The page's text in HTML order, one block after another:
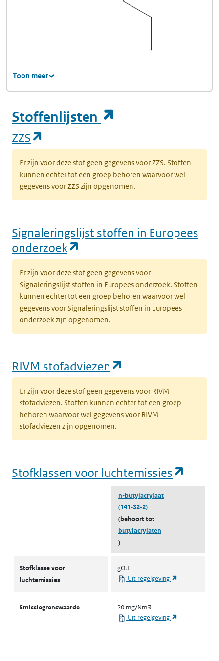
Toon meer
Stoffenlijsten
ZZS
Er zijn voor deze stof geen gegevens voor ZZS. Stoffen
kunnen echter tot een groep behoren waarvoor wel
gegevens voor ZZS zijn opgenomen.
Signaleringslijst stoffen in Europees
onderzoek
Er zijn voor deze stof geen gegevens voor
Signaleringslijst stoffen in Europees onderzoek. Stoffen
kunnen echter tot een groep behoren waarvoor wel
gegevens voor Signaleringslijst stoffen in Europees
onderzoek zijn opgenomen.
RIVM stofadviezen
Er zijn voor deze stof geen gegevens voor RIVM
stofadviezen. Stoffen kunnen echter tot een groep
behoren waarvoor wel gegevens voor RIVM
stofadviezen zijn opgenomen.
Stofklassen voor luchtemissies
n-butylacrylaat
(141-32-2)
(behoort tot
butylacrylaten
)
Stofklasse voor
luchtemissies
gO.1
Uit regelgeving
Emissiegrenswaarde
20 mg/Nm3
Uit regelgeving